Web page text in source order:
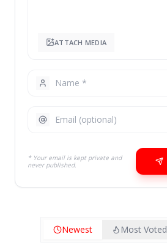
ATTACH MEDIA
* Your email is kept private and
never published.
Newest Most Voted